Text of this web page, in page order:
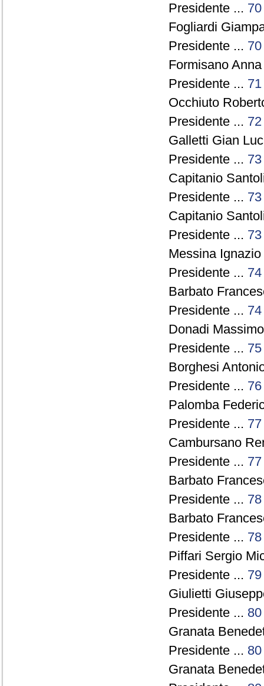
Presidente ... 70
Fogliardi
Presidente ... 70
Formisano
Presidente ... 71
Occhiuto
Presidente ... 72
Galletti Gian
Presidente ... 73
Capitanio
Presidente ... 73
Capitanio
Presidente ... 73
Messina
Presidente ... 74
Barbato
Presidente ... 74
Donadi
Presidente ... 75
Borghesi
Presidente ... 76
Palomba
Presidente ... 77
Cambursano
Presidente ... 77
Barbato
Presidente ... 78
Barbato
Presidente ... 78
Piffari Sergio
Presidente ... 79
Giulietti
Presidente ... 80
Granata
Presidente ... 80
Granata